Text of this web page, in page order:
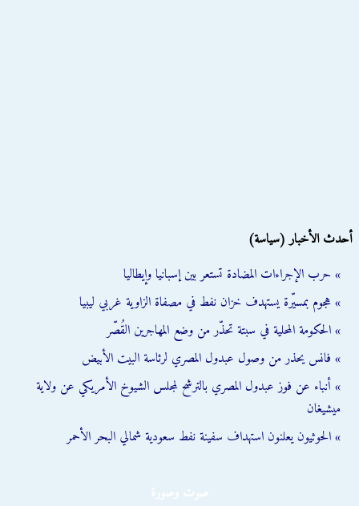
أحدث الأخبار (سياسة)
» حرب الإجراءات المضادة تستعر بين إسبانيا وإيطاليا
» هجوم بمسيّرة يستهدف خزان نفط في مصفاة الزاوية غربي ليبيا
» الحكومة المحلية في سبتة تحذّر من وضع المهاجرين القُصّر
» فانس يحذر من وصول عبدول المصري لرئاسة البيت الأبيض
» أنباء عن فوز عبدول المصري بالترشح لمجلس الشيوخ الأمريكي عن ولاية
ميشيغان
» الحوثيون يعلنون استهداف سفينة نفط سعودية شمالي البحر الأحمر